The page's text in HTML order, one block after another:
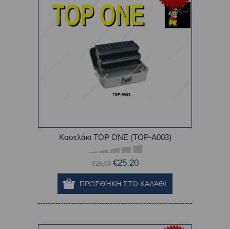
Κασελάκι TOP ONE (TOP-A003)
€28,00 €25,20